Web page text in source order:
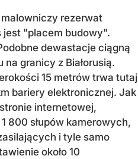
rezerwat
jest "placem budowy".
dewastacje ciągną
na granicy z Białorusią.
15 metrów trwa tutaj
bariery elektronicznej. Jak
internetowej,
800 słupów kamerowych,
i tyle samo
około 10